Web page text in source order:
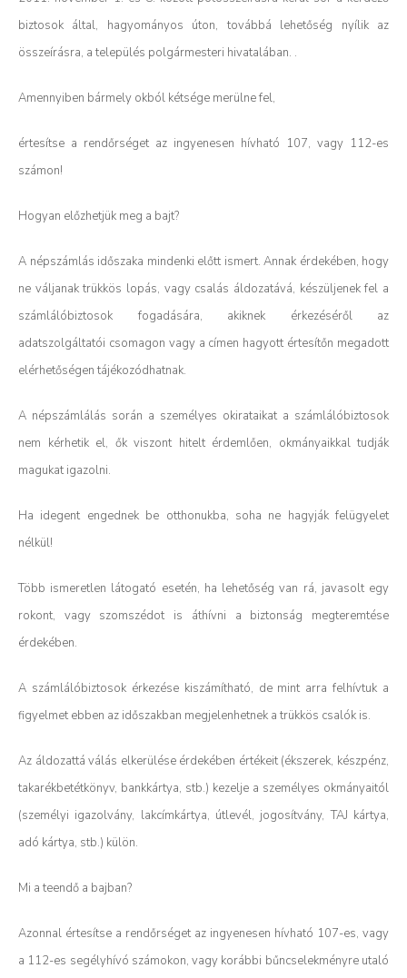
biztosok által, hagyományos úton, továbbá lehetőség nyílik az
összeírásra, a település polgármesteri hivatalában. .
Amennyiben bármely okból kétsége merülne fel,
értesítse a rendőrséget az ingyenesen hívható 107, vagy 112-es
számon!
Hogyan előzhetjük meg a bajt?
A népszámlás időszaka mindenki előtt ismert. Annak érdekében, hogy
ne váljanak trükkös lopás, vagy csalás áldozatává, készüljenek fel a
számlálóbiztosok fogadására, akiknek érkezéséről az
adatszolgáltatói csomagon vagy a címen hagyott értesítőn megadott
elérhetőségen tájékozódhatnak.
A népszámlálás során a személyes okirataikat a számlálóbiztosok
nem kérhetik el, ők viszont hitelt érdemlően, okmányaikkal tudják
magukat igazolni.
Ha idegent engednek be otthonukba, soha ne hagyják felügyelet
nélkül!
Több ismeretlen látogató esetén, ha lehetőség van rá, javasolt egy
rokont, vagy szomszédot is áthívni a biztonság megteremtése
érdekében.
A számlálóbiztosok érkezése kiszámítható, de mint arra felhívtuk a
figyelmet ebben az időszakban megjelenhetnek a trükkös csalók is.
Az áldozattá válás elkerülése érdekében értékeit (ékszerek, készpénz,
takarékbetétkönyv, bankkártya, stb.) kezelje a személyes okmányaitól
(személyi igazolvány, lakcímkártya, útlevél, jogosítvány, TAJ kártya,
adó kártya, stb.) külön.
Mi a teendő a bajban?
Azonnal értesítse a rendőrséget az ingyenesen hívható 107-es, vagy
a 112-es segélyhívó számokon, vagy korábbi bűncselekményre utaló